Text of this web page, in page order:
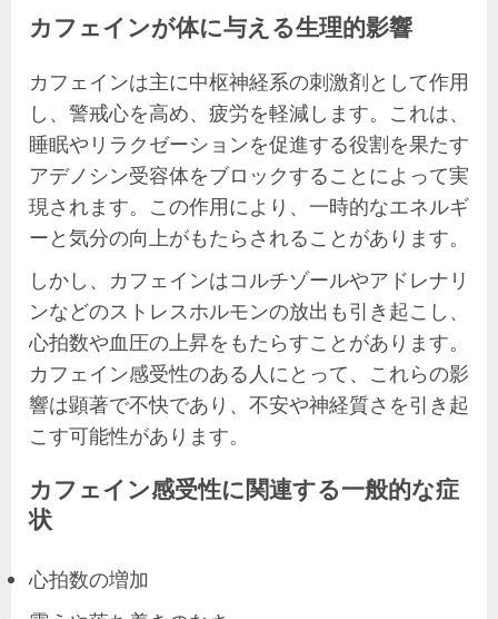
カフェインが体に与える生理的影響
カフェインは主に中枢神経系の刺激剤として作用
し、警戒心を高め、疲労を軽減します。これは、
睡眠やリラクゼーションを促進する役割を果たす
アデノシン受容体をブロックすることによって実
現されます。この作用により、一時的なエネルギ
ーと気分の向上がもたらされることがあります。
しかし、カフェインはコルチゾールやアドレナリ
ンなどのストレスホルモンの放出も引き起こし、
心拍数や血圧の上昇をもたらすことがあります。
カフェイン感受性のある人にとって、これらの影
響は顕著で不快であり、不安や神経質さを引き起
こす可能性があります。
カフェイン感受性に関連する一般的な症
状
心拍数の増加